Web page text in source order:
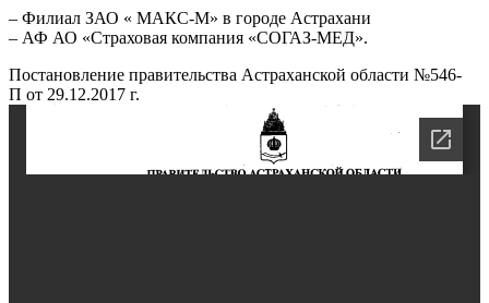
– Филиал ЗАО « МАКС-М» в городе Астрахани
– АФ АО «Страховая компания «СОГАЗ-МЕД».
Постановление правительства Астраханской области №546-
П от 29.12.2017 г.